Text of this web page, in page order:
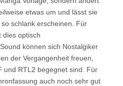
etwas um und lässt sie
schlank erscheinen. Für
dies optisch
können sich Nostalgiker
der Vergangenheit freuen,
und RTL2 begegnet sind. Für
auch noch sehr gut